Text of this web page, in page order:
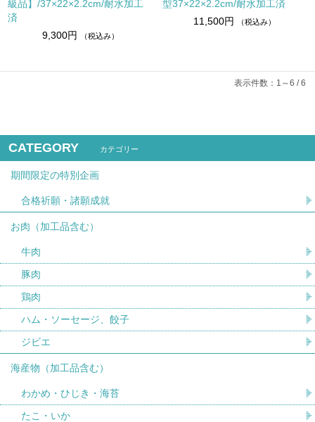
級品】/37×22×2.2cm/耐水加工
済
9,300円
（税込み）
型37×22×2.2cm/耐水加工済
11,500円
（税込み）
表示件数：1～6 / 6
CATEGORY カテゴリー
期間限定の特別企画
合格祈願・諸願成就
お肉（加工品含む）
牛肉
豚肉
鶏肉
ハム・ソーセージ、餃子
ジビエ
海産物（加工品含む）
わかめ・ひじき・海苔
たこ・いか